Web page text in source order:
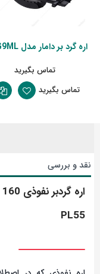
اره گرد بر دامار مدل DMG9ML
تماس بگیرید
تماس بگیرید
نقد و بررسی
PL55